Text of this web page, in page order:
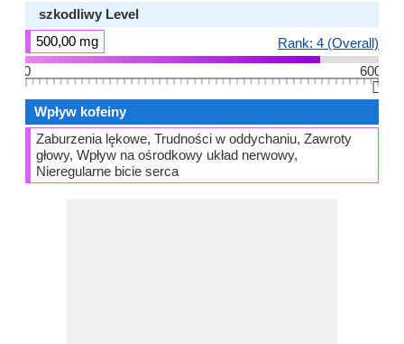
szkodliwy Level
500,00 mg
Rank: 4 (Overall)
0
600
👆🏻
Wpływ kofeiny
Zaburzenia lękowe, Trudności w oddychaniu, Zawroty
głowy, Wpływ na ośrodkowy układ nerwowy,
Nieregularne bicie serca